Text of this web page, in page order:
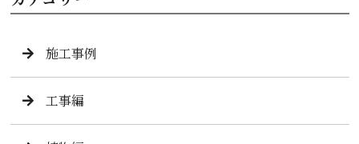
施工事例
工事編